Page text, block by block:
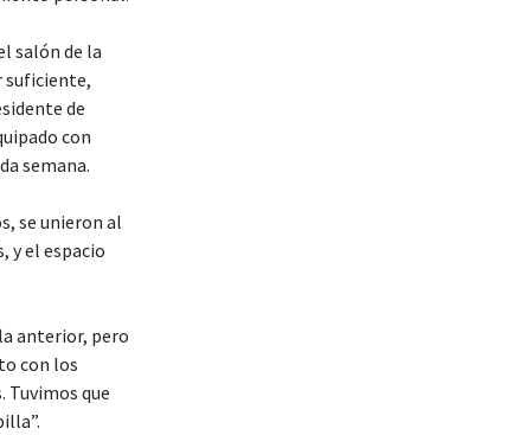
salón de la
suficiente,
de
con
semana.
se unieron al
y el espacio
anterior, pero
con los
Tuvimos que